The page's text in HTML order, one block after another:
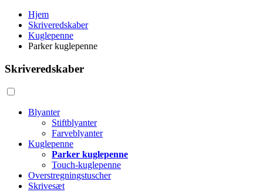
Hjem
Skriveredskaber
Kuglepenne
Parker kuglepenne
Skriveredskaber
Blyanter
Stiftblyanter
Farveblyanter
Kuglepenne
Parker kuglepenne
Touch-kuglepenne
Overstregningstuscher
Skrivesæt